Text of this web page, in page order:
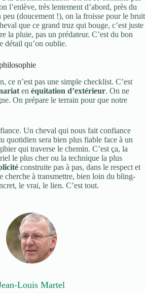
l’enlève, très lentement d’abord, près du
(doucement !), on la froisse pour le bruit
que ce grand truz qui bouge, c’est juste
la pluie, pas un prédateur. C’est du bon
détail qu’on oublie.
ce n’est pas une simple checklist. C’est
en équitation d’extérieur. On ne
On prépare le terrain pour que notre
Un cheval qui nous fait confiance
quotidien sera bien plus fiable face à un
qui traverse le chemin. C’est ça, la
le plus cher ou la technique la plus
construite pas à pas, dans le respect et
cherche à transmettre, bien loin du bling-
le vrai, le lien. C’est tout.
Louis Martel